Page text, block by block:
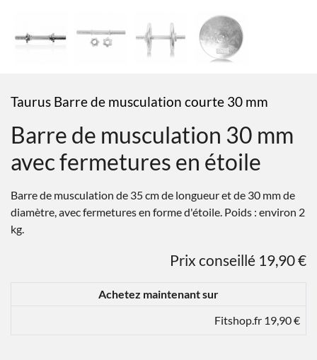
Taurus Barre de musculation courte 30 mm
Barre de musculation 30 mm
avec fermetures en étoile
Barre de musculation de 35 cm de longueur et de 30 mm de
diamètre, avec fermetures en forme d'étoile. Poids : environ 2
kg.
Prix conseillé 19,90 €
Achetez maintenant sur
Fitshop.fr 19,90 €